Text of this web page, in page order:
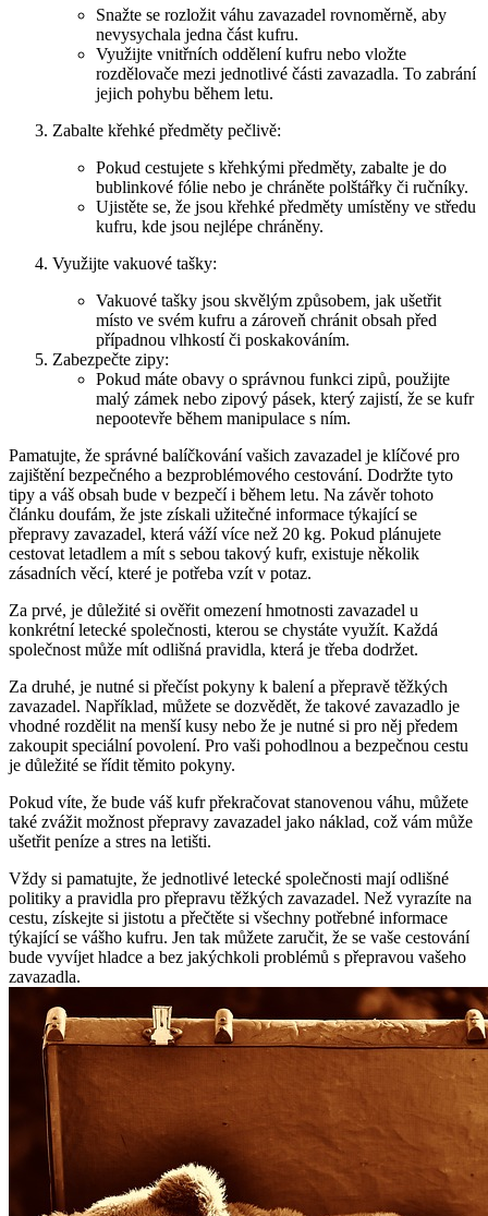
Snažte⁢ se rozložit ‍váhu zavazadel rovnoměrně,‍ aby
nevysychala jedna část kufru.
Využijte​ vnitřních ⁢oddělení kufru nebo vložte
rozdělovače ‌mezi jednotlivé ⁢části zavazadla.​ To zabrání
jejich‌ pohybu během letu.
Zabalte křehké předměty pečlivě:
Pokud cestujete s křehkými předměty,‌ zabalte je do
bublinkové fólie nebo je chráněte ‍polštářky či‍ ručníky.
Ujistěte se, že jsou křehké předměty umístěny ‌ve středu
kufru,⁤ kde jsou‍ nejlépe​ chráněny.
Využijte‍ vakuové ‌tašky:
Vakuové tašky jsou skvělým⁣ způsobem, jak ušetřit
místo⁢ ve svém kufru​ a‍ zároveň ‍chránit obsah před
případnou vlhkostí či poskakováním.
Zabezpečte zipy:
Pokud ‍máte ​obavy o správnou funkci zipů,‍ použijte
malý zámek⁤ nebo‍ zipový pásek, ‍který ‌zajistí,⁢ že⁤ se kufr​
nepootevře​ během⁣ manipulace⁤ s ​ním.
Pamatujte, ⁢že správné ⁤balíčkování vašich zavazadel ‍je ⁤klíčové pro
zajištění bezpečného⁤ a bezproblémového cestování. Dodržte tyto
tipy a váš obsah bude v bezpečí i ⁤během ⁤letu. Na závěr⁤ tohoto
článku doufám, že jste⁣ získali užitečné​ informace týkající se
přepravy zavazadel, která váží ‌více než 20 kg. Pokud plánujete
cestovat letadlem a ⁣mít s sebou takový⁢ kufr, existuje několik
zásadních‍ věcí, které⁢ je potřeba vzít ⁣v potaz.
Za⁢ prvé, je důležité ​si ověřit omezení‍ hmotnosti zavazadel⁣ u
konkrétní ‍letecké společnosti,⁢ kterou​ se chystáte využít. Každá
společnost může mít odlišná pravidla, která je​ třeba ⁢dodržet.
Za druhé, je nutné⁣ si přečíst​ pokyny k balení a​ přepravě těžkých
zavazadel. Například, můžete se dozvědět, že takové​ zavazadlo je
vhodné rozdělit ‍na menší‍ kusy nebo ⁤že je nutné si pro něj⁣ předem
zakoupit speciální povolení. Pro vaši pohodlnou ​a bezpečnou cestu
je důležité se⁣ řídit těmito pokyny.
Pokud víte, že bude váš kufr⁤ překračovat stanovenou váhu, ​můžete
také ⁣zvážit možnost přepravy zavazadel jako náklad, což vám může
‍ušetřit peníze a stres na letišti.
Vždy si pamatujte, že jednotlivé letecké společnosti mají odlišné
‍politiky a pravidla pro přepravu těžkých zavazadel. Než vyrazíte na
cestu, získejte si jistotu a‌ přečtěte si všechny potřebné informace
týkající se vášho kufru. Jen ⁤tak můžete zaručit,⁢ že se vaše cestování
bude vyvíjet‌ hladce a bez jakýchkoli problémů‌ s přepravou ⁤vašeho
zavazadla.